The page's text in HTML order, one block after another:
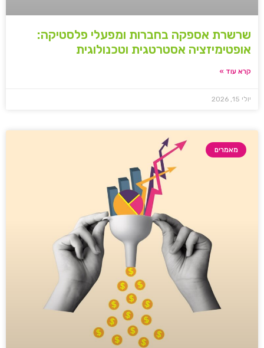
שרשרת אספקה בחברות ומפעלי פלסטיקה:
אופטימיזציה אסטרטגית וטכנולוגית
קרא עוד »
יולי 15, 2026
מאמרים